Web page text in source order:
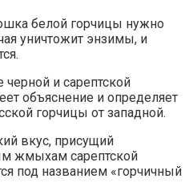
белой горчицы нужно
уничтожит энзимы, и
и сарептской
объяснение и определяет
горчицы от западной.
вкус, присущий
жмыхам сарептской
под названием «горчичный